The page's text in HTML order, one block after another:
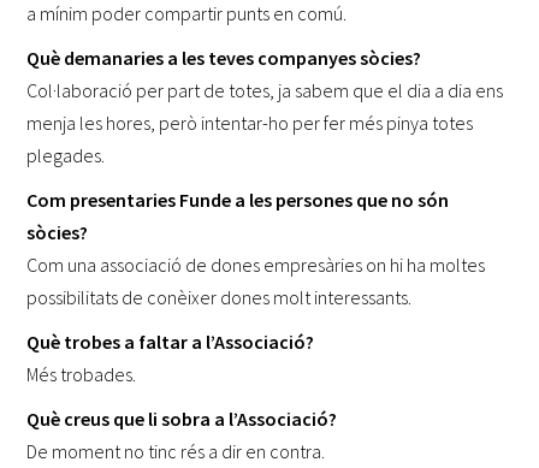
a mínim poder compartir punts en comú.
Què demanaries a les teves companyes sòcies?
Col·laboració per part de totes, ja sabem que el dia a dia ens
menja les hores, però intentar-ho per fer més pinya totes
plegades.
Com presentaries Funde a les persones que no són
sòcies?
Com una associació de dones empresàries on hi ha moltes
possibilitats de conèixer dones molt interessants.
Què trobes a faltar a l’Associació?
Més trobades.
Què creus que li sobra a l’Associació?
De moment no tinc rés a dir en contra.